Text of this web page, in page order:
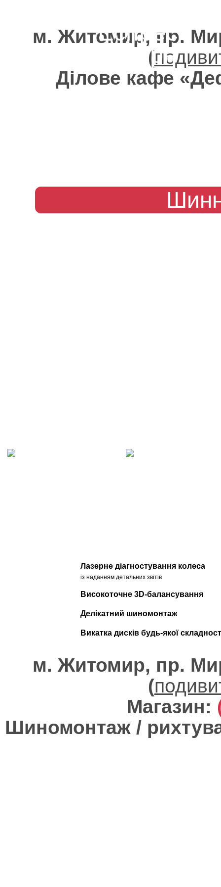
Еспресо
70 грн
м. Житомир, пр.
(
Ділове кафе
Лазерне діагностування колеса
із наданням детальних звітів
Високоточне 3D-балансування
Делікатний шиномонтаж
Викатка дисків будь-якої
м. Житомир, пр.
(
Магазин:
Шиномонтаж /